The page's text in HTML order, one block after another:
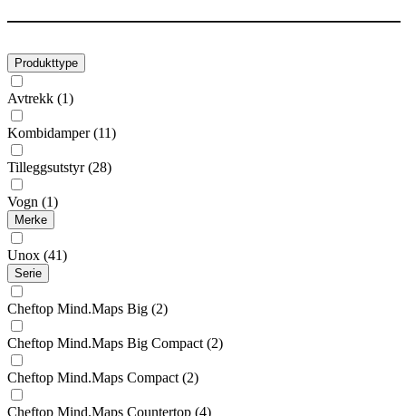
Produkttype
Avtrekk (1)
Kombidamper(11)
Tilleggsutstyr(28)
Vogn (1)
Merke
Unox (41)
Serie
Cheftop Mind.Maps Big (2)
Cheftop Mind.Maps Big Compact (2)
Cheftop Mind.Maps Compact (2)
Cheftop Mind.Maps Countertop (4)